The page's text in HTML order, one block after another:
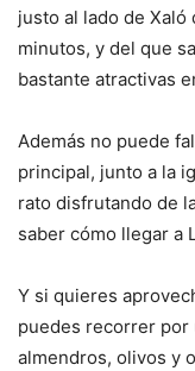
justo al lado de
minutos, y del que
bastante atractivas
Además no puede
principal, junto a la
rato disfrutando de
saber cómo llegar a
Y si quieres
puedes recorrer por
almendros, olivos y